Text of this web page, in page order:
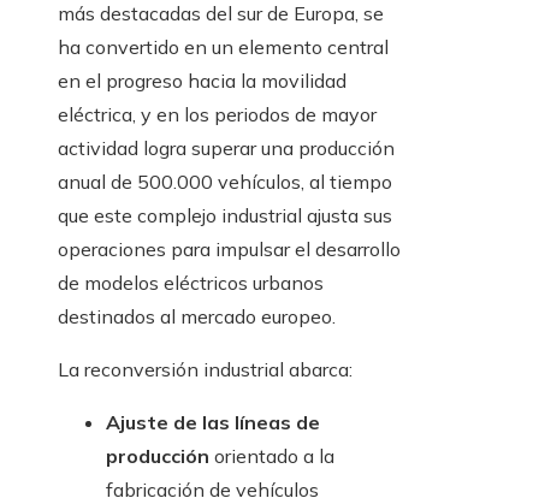
más destacadas del sur de Europa, se
ha convertido en un elemento central
en el progreso hacia la movilidad
eléctrica, y en los periodos de mayor
actividad logra superar una producción
anual de 500.000 vehículos, al tiempo
que este complejo industrial ajusta sus
operaciones para impulsar el desarrollo
de modelos eléctricos urbanos
destinados al mercado europeo.
La reconversión industrial abarca:
Ajuste de las líneas de
producción orientado a la
fabricación de vehículos